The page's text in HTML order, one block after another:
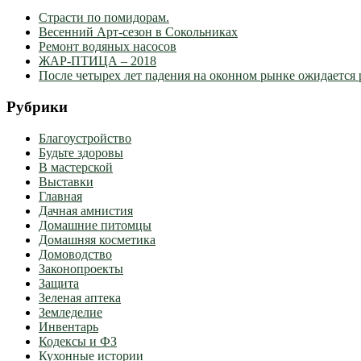
Страсти по помидорам.
Весенний Арт-сезон в Сокольниках
Ремонт водяных насосов
ЖАР-ПТИЦА – 2018
После четырех лет падения на оконном рынке ожидается
Рубрики
Благоустройство
Будьте здоровы
В мастерской
Выставки
Главная
Дачная амнистия
Домашние питомцы
Домашняя косметика
Домоводство
Законопроекты
Защита
Зеленая аптека
Земледелие
Инвентарь
Кодексы и ФЗ
Кухонные истории